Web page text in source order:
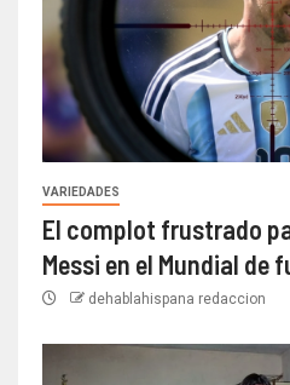
VARIEDADES
El complot frustrado
Messi en el Mundial de
dehablahispana redaccion